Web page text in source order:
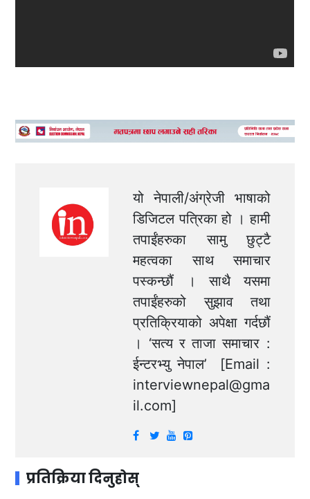
यो नेपाली/अंग्रेजी भाषाको
डिजिटल पत्रिका हो । हामी
तपाईंहरुका सामु छुट्टै
महत्वका साथ समाचार
पस्कन्छौं । साथै यसमा
तपाईंहरुको सुझाव तथा
प्रतिक्रियाको अपेक्षा गर्दछौं
। ‘सत्य र ताजा समाचार :
ईन्टरभ्यु नेपाल’ [Email :
interviewnepal@gma
il.com]
प्रतिक्रिया दिनुहोस्